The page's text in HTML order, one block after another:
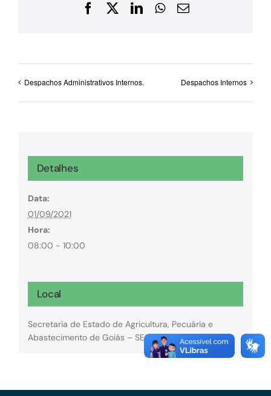
Facebook
X LinkedInWhatsApp
E-
Despachos Administrativos Internos. Despachos Internos
Detalhes
Data:
01/09/2021
Hora:
08:00 - 10:00
Local
Secretaria de Estado de Agricultura, Pecuária e
Abastecimento de Goiás – SEAPA